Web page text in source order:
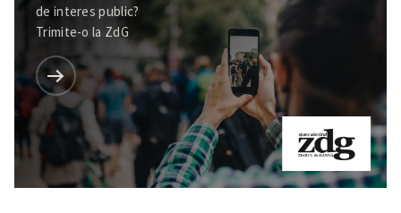
de interes public?
Trimite-o la ZdG